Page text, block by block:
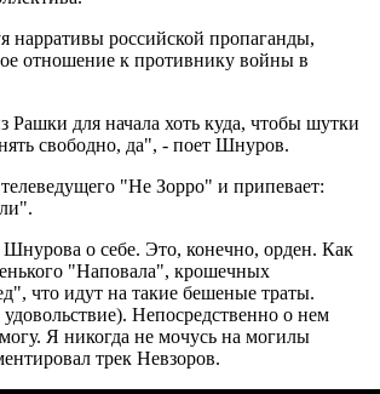
нарративы российской пропаганды,
отношение к противнику войны в
Рашки для начала хоть куда, чтобы шутки
свободно, да", - поет Шнуров.
"Не Зорро" и припевает:
о себе. Это, конечно, орден. Как
"Наповала", крошечных
что идут на такие бешеные траты.
Непосредственно о нем
Я никогда не мочусь на могилы
трек Невзоров.